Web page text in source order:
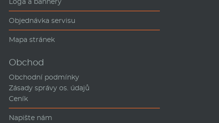
Objednávka servisu
Mapa stránek
Obchod
Obchodní podmínky
Zásady správy os. údajů
Ceník
Napište nám